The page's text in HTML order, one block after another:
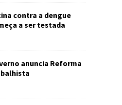
contra a dengue
a ser testada
anuncia Reforma